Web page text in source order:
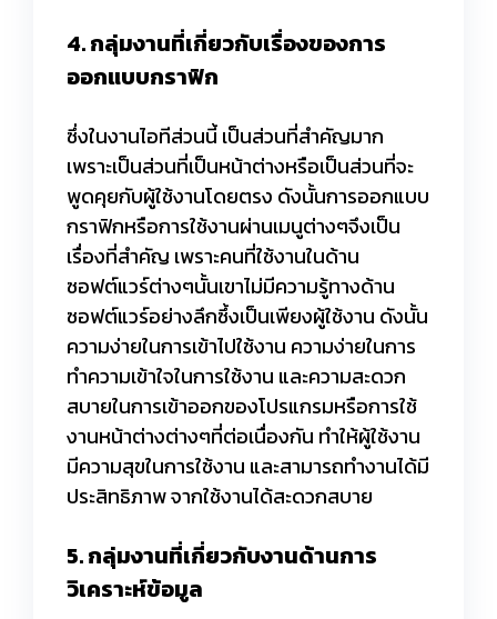
4. กลุ่มงานที่เกี่ยวกับเรื่องของการ
ออกแบบกราฟิก
ซึ่งในงานไอทีส่วนนี้ เป็นส่วนที่สำคัญมาก
เพราะเป็นส่วนที่เป็นหน้าต่างหรือเป็นส่วนที่จะ
พูดคุยกับผู้ใช้งานโดยตรง ดังนั้นการออกแบบ
กราฟิกหรือการใช้งานผ่านเมนูต่างๆจึงเป็น
เรื่องที่สำคัญ เพราะคนที่ใช้งานในด้าน
ซอฟต์แวร์ต่างๆนั้นเขาไม่มีความรู้ทางด้าน
ซอฟต์แวร์อย่างลึกซึ้งเป็นเพียงผู้ใช้งาน ดังนั้น
ความง่ายในการเข้าไปใช้งาน ความง่ายในการ
ทำความเข้าใจในการใช้งาน และความสะดวก
สบายในการเข้าออกของโปรแกรมหรือการใช้
งานหน้าต่างต่างๆที่ต่อเนื่องกัน ทำให้ผู้ใช้งาน
มีความสุขในการใช้งาน และสามารถทำงานได้มี
ประสิทธิภาพ จากใช้งานได้สะดวกสบาย
5. กลุ่มงานที่เกี่ยวกับงานด้านการ
วิเคราะห์ข้อมูล